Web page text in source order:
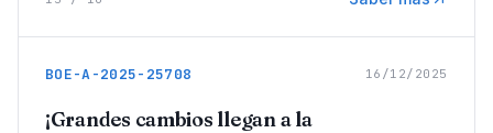
BOE-A-2025-25708 16/12/2025
¡Grandes cambios llegan a la